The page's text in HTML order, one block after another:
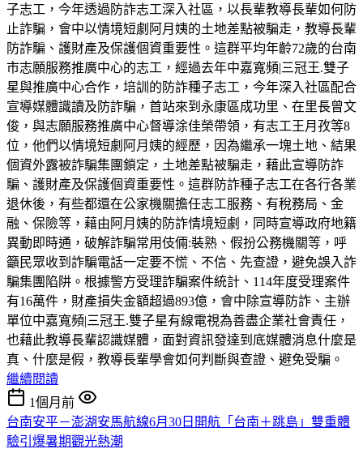
子志工，今年透過防詐志工深入社區，以長輩教導長輩如何防
止詐騙，會中以情境短劇阿月姨的土地差點被騙走，教導長輩
防詐騙、護財產及保護個資重要性。這群平均年齡72歲的台南
市志願服務推廣中心的志工，經過去年中嘉寬頻|三冠王.雙子
星與推廣中心合作，培訓的防詐種子志工，今年深入社區配合
宣導媒體識讀及防詐騙，首站來到永康區成功里、在里長曾文
俊，與志願服務推廣中心督導涂佳榮帶領，有志工王月孜等8
位，他們以情境短劇阿月姨的經歷，因為繼承一塊土地、結果
個資外露被詐騙集團鎖定，土地差點被騙走，藉此宣導防詐
騙、護財產及保護個資重要性。這群防詐種子志工在各行各業
退休後，有些都還在公家機關擔任志工服務、有稅務局、金
融、保險等，藉由阿月姨的防詐情境短劇，同時宣導政府地籍
異動即時通，破解詐騙常用伎倆:裝熟、假扮公務機關等，呼
籲民眾收到詐騙電話一定要不慌、不信、先查證，避免誤入詐
騙集團陷阱。根據警方受理詐騙案件統計、114年度受理案件
有16萬件，財產損失金額超過893億，會中除宣導防詐、主辦
單位中嘉寬頻|三冠王.雙子星有線電視為善盡企業社會責任，
也藉此教導長輩認識媒體，面對資訊發達到底媒體消息什麼是
真、什麼是假，教導長輩學會如何判斷與查證、避免受騙。
繼續閱讀
1個月前
台南安平－澎湖安馬航線6月30日開航「台南＋跳島」雙重體
驗引爆暑期觀光熱潮